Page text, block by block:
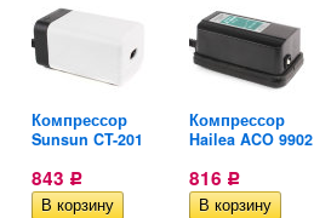
Компрессор
Sunsun CT-201
843 Р
Компрессор
Hailea ACO 9902
816 Р